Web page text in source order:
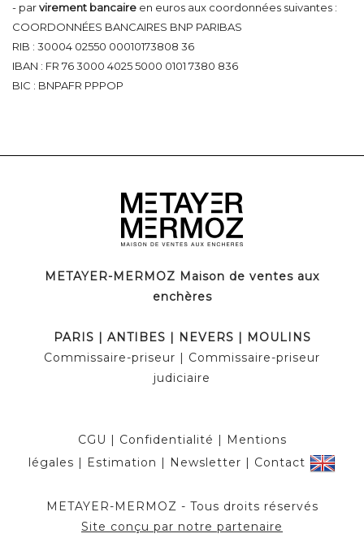
- parvirement bancaire en euros aux coordonnées suivantes :
COORDONNÉES BANCAIRES BNP PARIBAS
RIB : 30004 02550 00010173808 36
IBAN : FR 76 3000 4025 5000 0101 7380 836
BIC : BNPAFR PPPOP
METAYER-MERMOZ Maison de ventes aux
enchères
PARIS | ANTIBES | NEVERS | MOULINS
Commissaire-priseur | Commissaire-priseur
judiciaire
CGU | Confidentialité | Mentions
légales | Estimation | Newsletter | Contact
METAYER-MERMOZ - Tous droits réservés
Site conçu par notre partenaire